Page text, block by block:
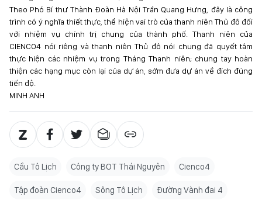
Theo Phó Bí thư Thành Đoàn Hà Nội Trần Quang Hưng, đây là công
trình có ý nghĩa thiết thực, thể hiện vai trò của thanh niên Thủ đô đối
với nhiệm vụ chính trị chung của thành phố. Thanh niên của
CIENCO4 nói riêng và thanh niên Thủ đô nói chung đã quyết tâm
thực hiện các nhiệm vụ trong Tháng Thanh niên; chung tay hoàn
thiện các hạng mục còn lại của dự án, sớm đưa dự án về đích đúng
tiến độ.
MINH ANH
Cầu Tô Lịch Công ty BOT Thái Nguyên Cienco4
Tập đoàn Cienco4 Sông Tô Lịch Đường Vành đai 4